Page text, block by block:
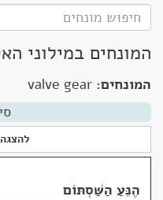
המונחים במילוני
המונחים: valve gear
הֶנֵּעַ הַשַּׁסְתּוֹם